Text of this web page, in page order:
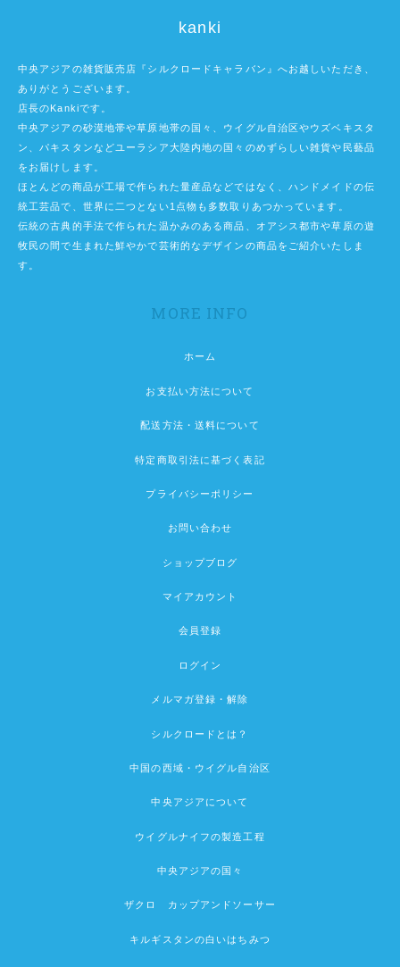
kanki
中央アジアの雑貨販売店『シルクロードキャラバン』へお越しいただき、
ありがとうございます。
店長のKankiです。
中央アジアの砂漠地帯や草原地帯の国々、ウイグル自治区やウズベキスタ
ン、パキスタンなどユーラシア大陸内地の国々のめずらしい雑貨や民藝品
をお届けします。
ほとんどの商品が工場で作られた量産品などではなく、ハンドメイドの伝
統工芸品で、世界に二つとない1点物も多数取りあつかっています。
伝統の古典的手法で作られた温かみのある商品、オアシス都市や草原の遊
牧民の間で生まれた鮮やかで芸術的なデザインの商品をご紹介いたしま
す。
MORE INFO
ホーム
お支払い方法について
配送方法・送料について
特定商取引法に基づく表記
プライバシーポリシー
お問い合わせ
ショップブログ
マイアカウント
会員登録
ログイン
メルマガ登録・解除
シルクロードとは？
中国の西域・ウイグル自治区
中央アジアについて
ウイグルナイフの製造工程
中央アジアの国々
ザクロ カップアンドソーサー
キルギスタンの白いはちみつ